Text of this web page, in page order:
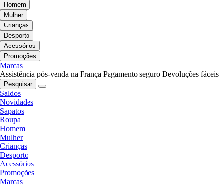
Homem
Mulher
Crianças
Desporto
Acessórios
Promoções
Marcas
Assistência pós-venda na França Pagamento seguro Devoluções fáceis
Pesquisar
Saldos
Novidades
Sapatos
Roupa
Homem
Mulher
Crianças
Desporto
Acessórios
Promoções
Marcas